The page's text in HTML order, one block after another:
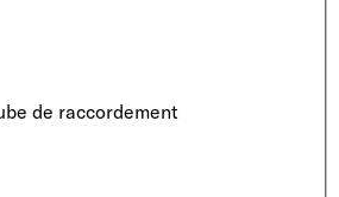
de raccordement